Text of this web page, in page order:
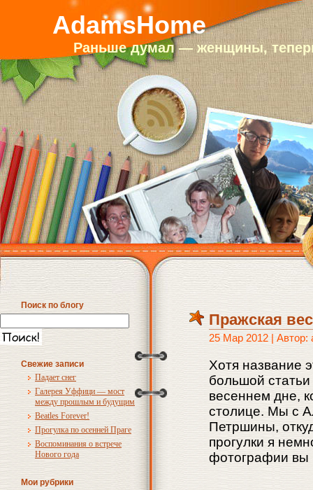
AdamsHome
Раньше думал — женщины,
Поиск по блогу
Свежие записи
Падает снег
Галерея Уффици — мост
между прошлым и будущим
Beatles Forever!
Прогулка по осенней Праге
Воспоминания о встрече
Нового года
Мои рубрики
Пражская
25 Мар 2012 | Автор:
Хотя название
большой
весеннем дне,
столице. Мы с
Петршины,
прогулки я
фотографии вы